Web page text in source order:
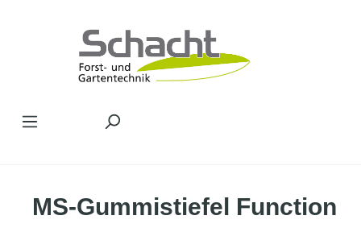
MS-Gummistiefel Function